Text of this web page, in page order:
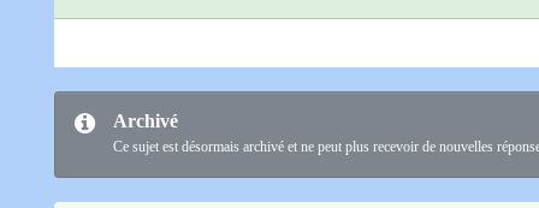
Archivé
Ce sujet est désormais archivé et ne peut plus recevoir de nouvelles